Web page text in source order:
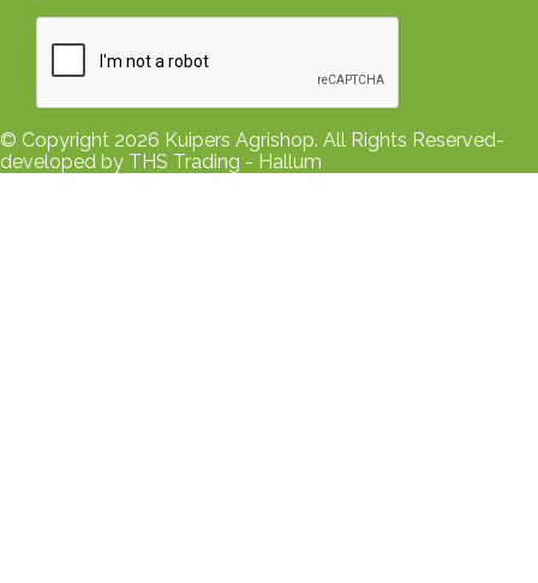
© Copyright 2026 Kuipers Agrishop. All Rights Reserved-
developed by THS Trading - Hallum